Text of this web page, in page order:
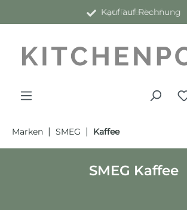
Kauf auf Rechnung
Marken | SMEG | Kaffee
SMEG Kaffee